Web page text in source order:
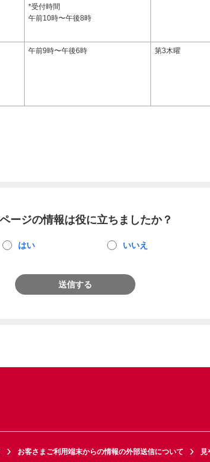
*受付時間
午前10時〜午後8時
午前9時〜午後6時 第3木曜
ージの情報は役に立ちましたか？
はい いいえ
送信する
お客さまご利用端末からの情報の外部送信について 見